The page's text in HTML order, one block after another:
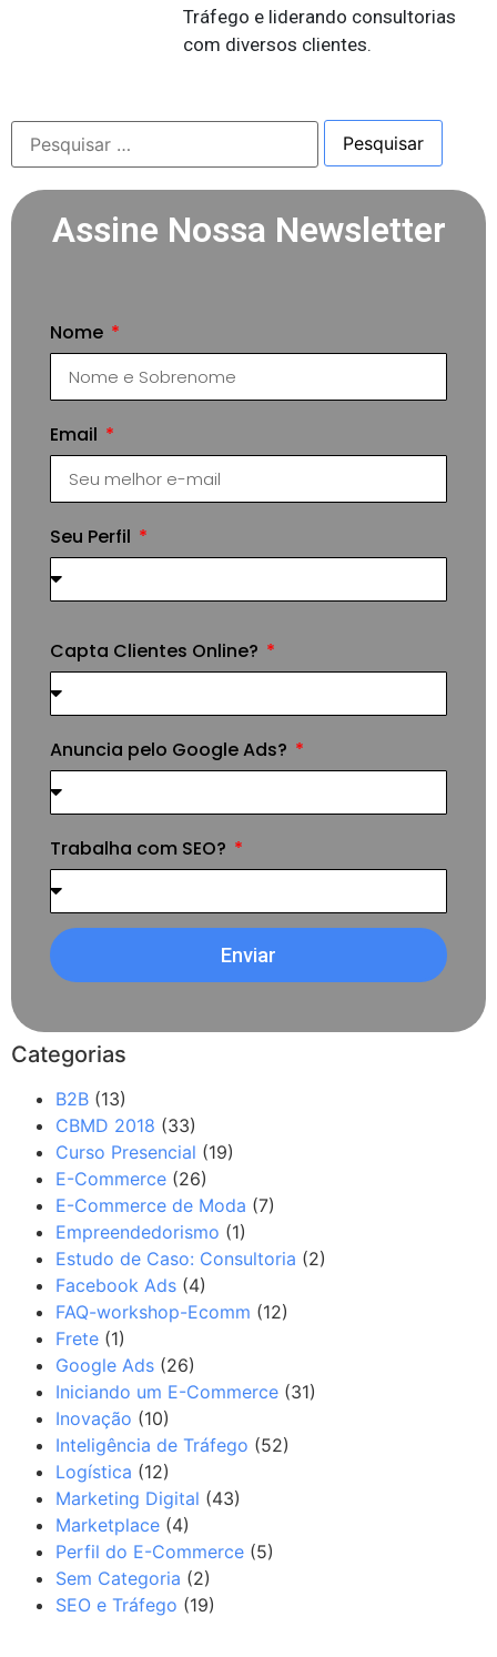
Tráfego e liderando consultorias
com diversos clientes.
Assine Nossa Newsletter
Nome
Email
Seu Perfil
Capta Clientes Online?
Anuncia pelo Google Ads?
Trabalha com SEO?
Enviar
Categorias
B2B (13)
CBMD 2018 (33)
Curso Presencial (19)
E-Commerce (26)
E-Commerce de Moda (7)
Empreendedorismo (1)
Estudo de Caso: Consultoria (2)
Facebook Ads (4)
FAQ-workshop-Ecomm (12)
Frete (1)
Google Ads (26)
Iniciando um E-Commerce (31)
Inovação (10)
Inteligência de Tráfego (52)
Logística (12)
Marketing Digital (43)
Marketplace (4)
Perfil do E-Commerce (5)
Sem Categoria (2)
SEO e Tráfego (19)